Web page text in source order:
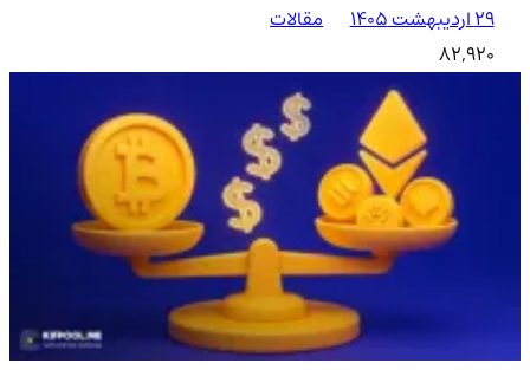
۲۹ اردیبهشت ۱۴۰۵
مقالات
82,920